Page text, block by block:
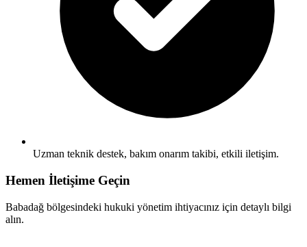
Uzman teknik destek, bakım onarım takibi, etkili iletişim.
Hemen İletişime Geçin
Babadağ bölgesindeki hukuki yönetim ihtiyacınız için detaylı bilgi
alın.